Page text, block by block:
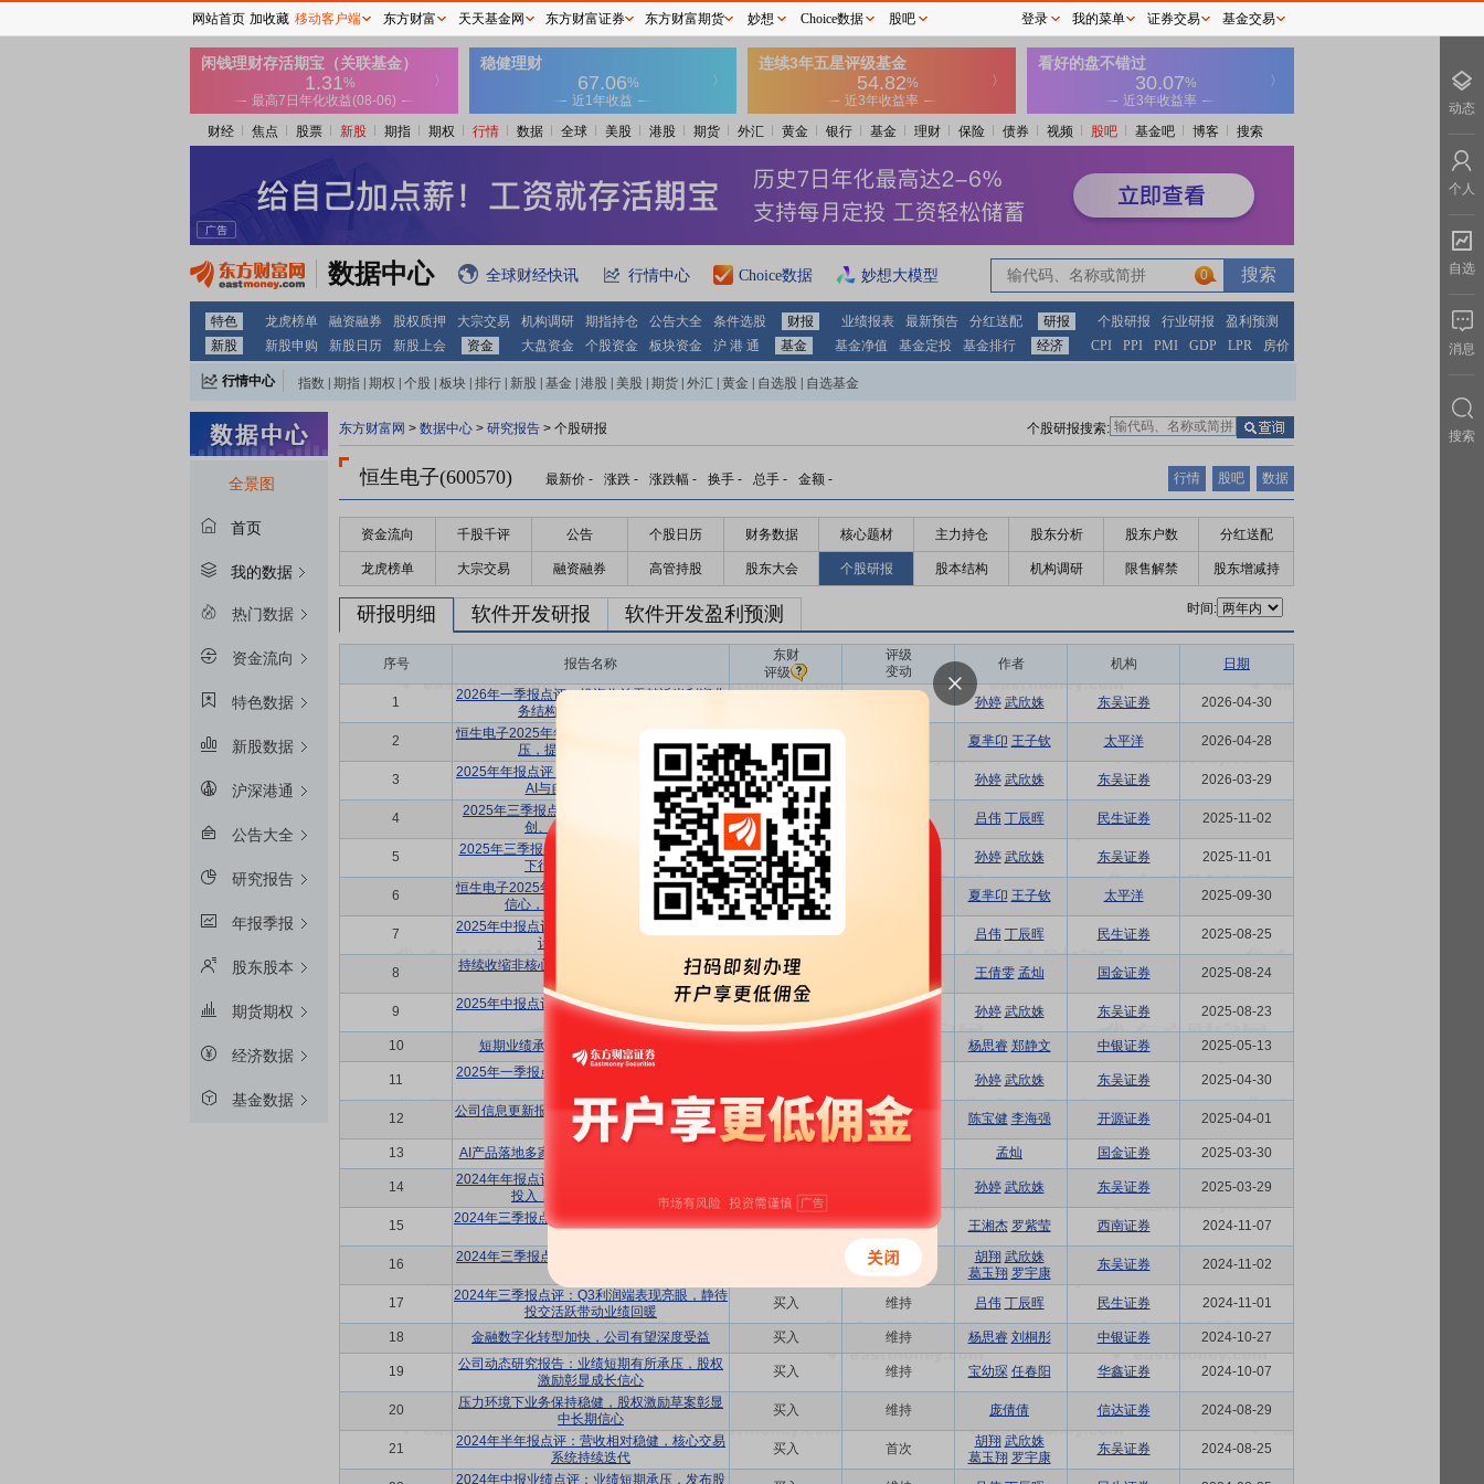
财经 焦点 股票 新股 期指 期权 行情 数据 全球 美股 港股 期货 外汇 黄金 银行 基金 理财 保险 债券 视频 股吧 基金吧 博客 搜索
数据中心 全球财经快讯 行情中心 Choice数据 妙想大模型 0
特色 龙虎榜单 融资融券 股权质押 大宗交易 机构调研 期指持仓 公告大全 条件选股 财报 业绩报表 最新预告 分红送配 研报 个股研报 行业研报
盈利预测
新股
新股申购 新股日历 新股上会 资金 大盘资金 个股资金 板块资金 沪 港 通 基金 基金净值 基金定投 基金排行 经济 CPI PPI PMI GDP LPR 房价
行情中心 指数 期指 期权 个股 板块 排行 新股 基金 港股 美股 期货 外汇 黄金 自选股 自选基金
全景图
首页
我的数据
热门数据
资金流向
特色数据
新股数据
沪深港通
公告大全
研究报告
年报季报
股东股本
期货期权
经济数据
基金数据
东方财富网 > 数据中心 > 研究报告 > 个股研报 个股研报搜索:
恒生电子(600570) 最新价 - 涨跌 - 涨跌幅 - 换手 - 总手 - 金额 - 行情 股吧 数据
资金流向 千股千评 公告 个股日历 财务数据 核心题材 主力持仓 股东分析 股东户数 分红送配
龙虎榜单 大宗交易 融资融券 高管持股 股东大会 个股研报 股本结构 机构调研 限售解禁 股东增减持
时间:
研报明细 软件开发研报 软件开发盈利预测
序号 报告名称
东财
评级
评级
变动
作者 机构 日期
1
2026年一季报点评：投资收益贡献近半利润业
务结构调整致营收略承压
孙婷 武欣姝 东吴证券 2026-04-30
2
恒生电子2025年年报点评：战略调整致营收承
压，提质增效驱利润增长
买入 夏芈卬 王子钦 太平洋 2026-04-28
3
2025年年报点评：业务结构优化促利润提升，
AI与自主创新持续推进
买入 孙婷 武欣姝 东吴证券 2026-03-29
4
2025年三季报点评：业绩短期承压，关注信
创、金融科技创新进展
买入 吕伟 丁辰晖 民生证券 2025-11-02
5
2025年三季报点评：投资收益提升+整体成本
下行，共促净利润提升
买入 孙婷 武欣姝 东吴证券 2025-11-01
6
恒生电子2025年中报点评：利润回升提振企业
信心，研发投入静待增长拐点
买入 夏芈卬 王子钦 太平洋 2025-09-30
7
2025年中报点评：利润端大幅回暖，发布激励
计划彰显公司信心
买入 吕伟 丁辰晖 民生证券 2025-08-25
8
持续收缩非核心业务，基本面有望随金融市场
买入 王倩雯 孟灿 国金证券 2025-08-24
9
2025年中报点评：投资收益上扬，成本下行共
促利润提升
维持 孙婷 武欣姝 东吴证券 2025-08-23
10 短期业绩承压，全面拥抱AI带来新增量 杨思睿 郑静文 中银证券 2025-05-13
11
2025年一季报点评：投资收益拉升利润，整体
孙婷 武欣姝 东吴证券 2025-04-30
12
公司信息更新报告：业绩短期承压，AI+信创加
速落地
买入 维持 陈宝健 李海强 开源证券 2025-04-01
13 AI产品落地多家客户，市场回暖收入有望提速 孟灿 国金证券 2025-03-30
14
2024年年报点评：市场波动影响金融机构科技
投入，致公司整体业绩下滑
孙婷 武欣姝 东吴证券 2025-03-29
15
2024年三季报点评：Q3归母表现亮眼，静待需
买入 维持 王湘杰 罗紫莹 西南证券 2024-11-07
16
2024年三季报点评：资本市场波动，影响公司
维持 胡翔 武欣姝
葛玉翔 罗宇康
东吴证券 2024-11-02
17
2024年三季报点评：Q3利润端表现亮眼，静待
投交活跃带动业绩回暖
买入 维持 吕伟 丁辰晖 民生证券 2024-11-01
18 金融数字化转型加快，公司有望深度受益 买入 维持 杨思睿 刘桐彤 中银证券 2024-10-27
19
公司动态研究报告：业绩短期有所承压，股权
激励彰显成长信心
买入 维持 宝幼琛 任春阳 华鑫证券 2024-10-07
20
压力环境下业务保持稳健，股权激励草案彰显
中长期信心
买入 维持 庞倩倩 信达证券 2024-08-29
21
2024年半年报点评：营收相对稳健，核心交易
系统持续迭代
买入 首次 胡翔 武欣姝
葛玉翔 罗宇康
东吴证券 2024-08-25
2024年中报业绩点评：业绩短期承压，发布股
网站首页 加收藏 移动客户端 东方财富 天天基金网 东方财富证券 东方财富期货 妙想 Choice数据 股吧 登录 我的菜单 证券交易 基金交易
动态
个人
自选
消息
搜索